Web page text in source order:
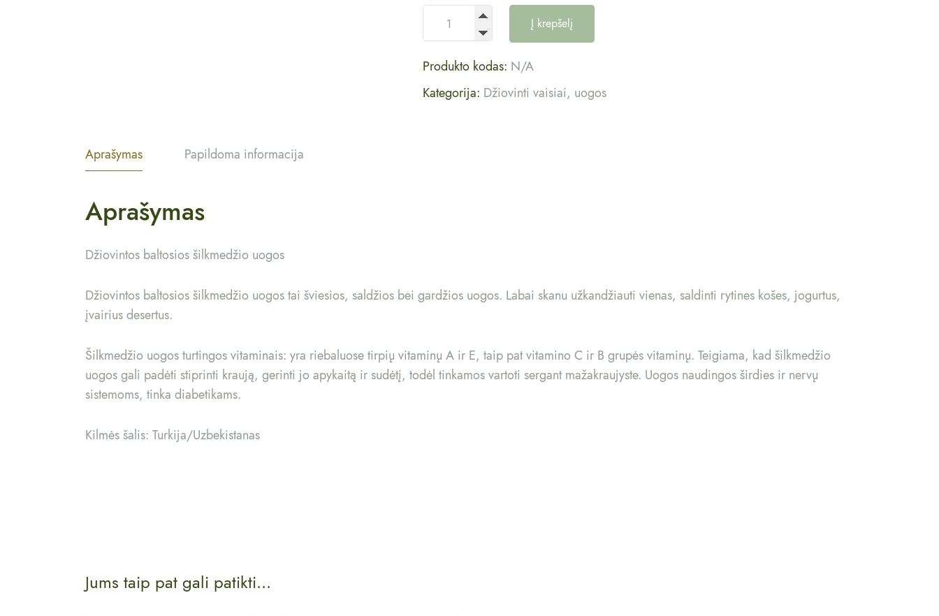
Į krepšelį
Produkto kodas: N/A
Kategorija: Džiovinti vaisiai, uogos
Aprašymas Papildoma informacija
Aprašymas
Džiovintos baltosios šilkmedžio uogos
Džiovintos baltosios šilkmedžio uogos tai šviesios, saldžios bei gardžios uogos. Labai skanu užkandžiauti vienas, saldinti rytines košes, jogurtus,
įvairius desertus.
Šilkmedžio uogos turtingos vitaminais: yra riebaluose tirpių vitaminų A ir E, taip pat vitamino C ir B grupės vitaminų. Teigiama, kad šilkmedžio
uogos gali padėti stiprinti kraują, gerinti jo apykaitą ir sudėtį, todėl tinkamos vartoti sergant mažakraujyste. Uogos naudingos širdies ir nervų
sistemoms, tinka diabetikams.
Kilmės šalis: Turkija/Uzbekistanas
Jums taip pat gali patikti...